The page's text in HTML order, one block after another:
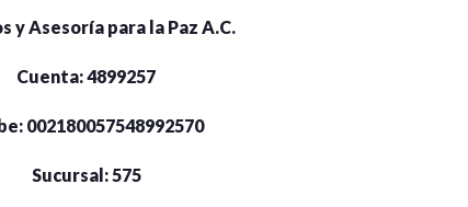
y Asesoría para la Paz A.C.
Cuenta: 4899257
002180057548992570
Sucursal: 575